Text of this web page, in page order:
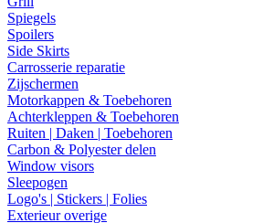
Spiegels
Spoilers
Side Skirts
Carrosserie reparatie
Zijschermen
Motorkappen & Toebehoren
Achterkleppen & Toebehoren
Ruiten | Daken | Toebehoren
Carbon & Polyester delen
Window visors
Sleepogen
Logo's | Stickers | Folies
Exterieur overige